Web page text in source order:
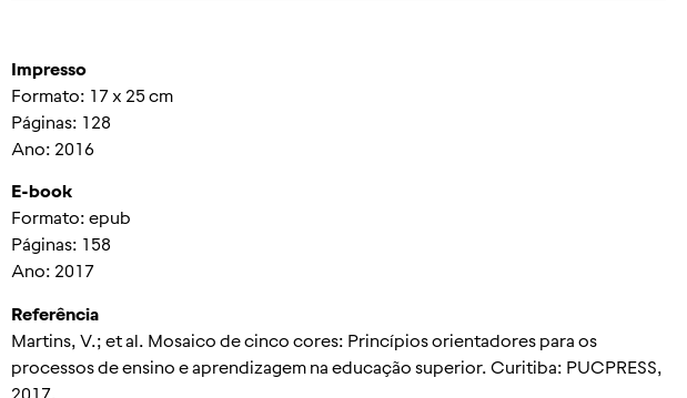
Impresso
Formato: 17 x 25 cm
Páginas: 128
Ano: 2016
E-book
Formato: epub
Páginas: 158
Ano: 2017
Referência
Martins, V.; et al. Mosaico de cinco cores: Princípios orientadores para os
processos de ensino e aprendizagem na educação superior. Curitiba: PUCPRESS,
2017.